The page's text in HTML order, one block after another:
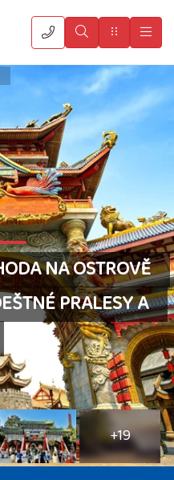
VyhledatMenu
NA OSTROVĚ
PRALESY A
+19